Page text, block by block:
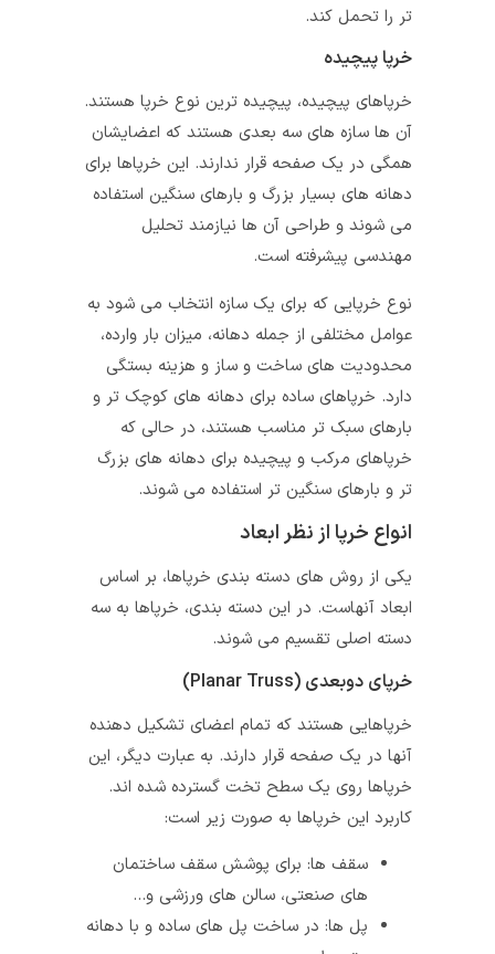
تر را تحمل کند.
خرپا پیچیده
خرپاهای پیچیده، پیچیده‌ ترین نوع خرپا هستند.
آن‌ ها سازه‌ های سه بعدی هستند که اعضایشان
همگی در یک صفحه قرار ندارند. این خرپاها برای
دهانه‌ های بسیار بزرگ و بارهای سنگین استفاده
می‌ شوند و طراحی آن‌ ها نیازمند تحلیل
مهندسی پیشرفته است.
نوع خرپایی که برای یک سازه انتخاب می‌ شود به
عوامل مختلفی از جمله دهانه، میزان بار وارده،
محدودیت‌ های ساخت و ساز و هزینه بستگی
دارد. خرپاهای ساده برای دهانه‌ های کوچک‌ تر و
بارهای سبک‌ تر مناسب هستند، در حالی که
خرپاهای مرکب و پیچیده برای دهانه‌ های بزرگ‌
تر و بارهای سنگین‌ تر استفاده می‌ شوند.
انواع خرپا از نظر ابعاد
یکی از روش‌ های دسته‌ بندی خرپاها، بر اساس
ابعاد آنهاست. در این دسته بندی، خرپاها به سه
دسته اصلی تقسیم می‌ شوند.
خرپای دوبعدی (Planar Truss)
خرپاهایی هستند که تمام اعضای تشکیل‌ دهنده
آنها در یک صفحه قرار دارند. به عبارت دیگر، این
خرپاها روی یک سطح تخت گسترده شده‌ اند.
کاربرد این خرپاها به صورت زیر است:
سقف‌ ها: برای پوشش سقف ساختمان‌
های صنعتی، سالن‌ های ورزشی و…
پل‌ ها: در ساخت پل‌ های ساده و با دهانه